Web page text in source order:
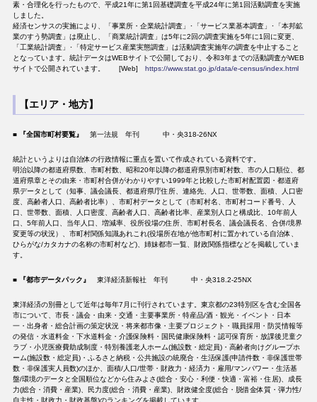
素・合理化を行ったもので、平成21年に第1回基礎調査を平成24年に第1回活動調査を実施
しました。
経済センサスの実施により、「事業所・企業統計調査」･「サービス業基本調査」･「本邦鉱
業のすう勢調査」は廃止し、「商業統計調査」は5年に2回の調査実施を5年に1回に変更、
「工業統計調査」･「特定サービス産業実態調査」は活動調査実施年の調査を中止すること
となっています。統計データはWEBサイトで公開しており、令和3年までの活動調査がWEB
サイトで公開されています。 [Web] https://www.stat.go.jp/data/e-census/index.html
【エリア・地方】
■ 『全国市町村要覧』 第一法規 年刊 中・央318-26NX
統計というよりは自治体の行政情報に重点を置いて作成されている資料です。
明治以降の都道府県数、市町村数、昭和20年以降の都道府県別市町村数、市の人口順位、都
道府県章とその由来・市町村合併がわかりやすい1999年と比較した市町村配置図・都道府
県データとして（知事、議会議長、都道府県庁住所、連絡先、人口、世帯数、面積、人口密
度、高齢者人口、高齢者比率）、市町村データとして（市町村名、市町村コード番号、人
口、世帯数、面積、人口密度、高齢者人口、高齢者比率、産業別人口と構成比、10年前人
口、5年前人口、当年人口、増減率、役所役場の住所、市町村長名、議会議長名、合併/境界
変更等の状況）、市町村関係知識あれこれ(役場所在地が他市町村に置かれている自治体、
ひらがな/カタカナの名称の市町村など)、姉妹都市一覧、財政関係指標などを掲載していま
す。
■ 『都市データパック』 東洋経済新報社 年刊 中・央318.2-25NX
東洋経済の別冊として近年は毎年7月に刊行されています。東京都の23特別区を含む全国各
市について、市長・議会・由来・交通・主要事業所・特産品/酒・観光・イベント・日本
一・出身者・総合計画の策定状況・将来都市像・主要プロジェクト・職員採用・防災情報等
の発信・水道料金・下水道料金・介護保険料・国民健康保険料・認可保育所・放課後児童ク
ラブ・小児医療費助成制度・特別養護老人ホーム(施設数・総定員)・高齢者向けグループホ
ーム(施設数・総定員)・ふるさと納税・公共施設の統廃合・生活保護(申請件数・非保護世帯
数・非保護実人員数)のほか、面積/人口/世帯・財政力・経済力・雇用/マンパワー・生活基
盤/環境のデータと全国順位などから住みよさ(総合・安心・利便・快適・富裕・住居)、成長
力(総合・消費・産業)、民力度(総合・消費・産業)、財政健全度(総合・脱借金体質・弾力性/
自主性・財政力・財政基盤)のランキングを掲載しています。